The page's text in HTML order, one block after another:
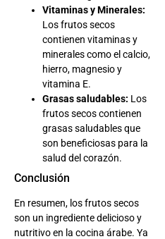
Vitaminas y Minerales:
Los frutos secos
contienen vitaminas y
minerales como el calcio,
hierro, magnesio y
vitamina E.
Grasas saludables: Los
frutos secos contienen
grasas saludables que
son beneficiosas para la
salud del corazón.
Conclusión
En resumen, los frutos secos
son un ingrediente delicioso y
nutritivo en la cocina árabe. Ya